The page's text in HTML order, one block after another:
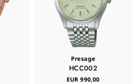
Presage
HCC002
EUR 990,00